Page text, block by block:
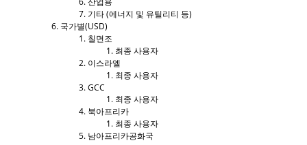
기타 (에너지 및 유틸리티 등)
국가별(USD)
칠면조
최종 사용자
이스라엘
최종 사용자
GCC
최종 사용자
북아프리카
최종 사용자
남아프리카공화국